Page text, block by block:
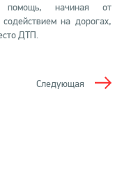
помощь, начиная от
на дорогах,
ДТП.
Следующая